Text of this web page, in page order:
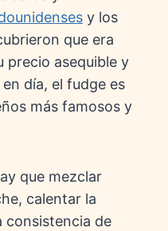
y los
que era
precio asequible y
día, el fudge es
más famosos y
que mezclar
calentar la
consistencia de